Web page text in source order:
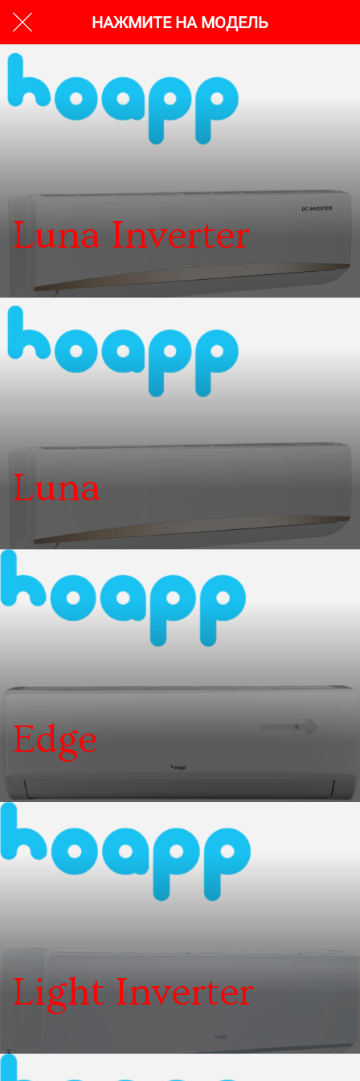
НАЖМИТЕ НА МОДЕЛЬ
Luna Inverter
6 років тому
Luna
6 років тому
Edge
7 років тому
Light Inverter